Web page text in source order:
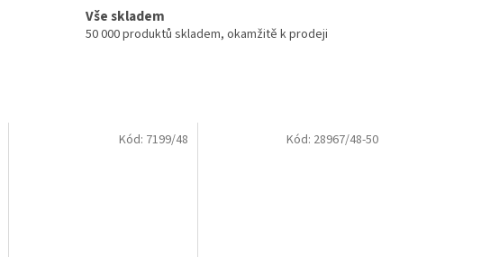
Vše skladem
50 000 produktů skladem, okamžitě k prodeji
Kód: 7199/48 Kód: 28967/48-50